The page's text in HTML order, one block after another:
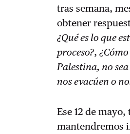
tras semana,
obtener
¿Qué es lo que
proceso?,
Palestina, no
nos evacúen o
Ese 12 de
mantendremos